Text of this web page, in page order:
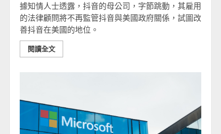
據知情人士透露，抖音的母公司，字節跳動，其雇用
的法律顧問將不再監管抖音與美國政府關係，試圖改
善抖音在美國的地位。
閱讀全文